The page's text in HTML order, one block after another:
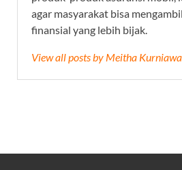
agar masyarakat bisa
finansial yang lebih bijak.
View all posts by Meitha